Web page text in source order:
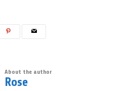
About the author
Rose